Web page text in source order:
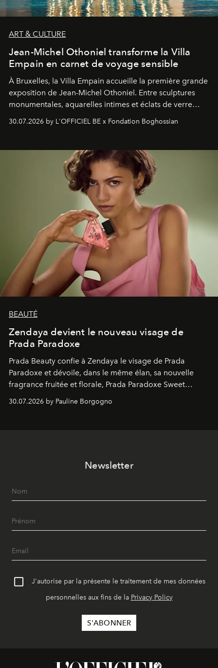
ART & CULTURE
Jean-Michel Othoniel transforme la Villa
Empain en carnet de voyage sensible
À Bruxelles, la Villa Empain accueille la première grande
exposition de Jean-Michel Othoniel. Entre sculptures
monumentales, aquarelles intimes et éclats de verre
soufflé, l’artiste français compose un itinéraire
émotionnel où chaque œuvre devient le souvenir
émerveillement.
30.07.2026 by L'OFFICIEL BE x Fondation Boghossian
BEAUTÉ
Zendaya devient le nouveau visage de
Prada Paradoxe
Prada Beauty confie à Zendaya le visage de Prada
Paradoxe et dévoile, dans le même élan, sa nouvelle
fragrance fruitée et florale, Prada Paradoxe Sweet
Chemistry Eau de Parfum.
30.07.2026 by Pauline Borgogno
Newsletter
J'autorise par la présente le traitement de mes données
personnelles aux fins de la Privacy Policy